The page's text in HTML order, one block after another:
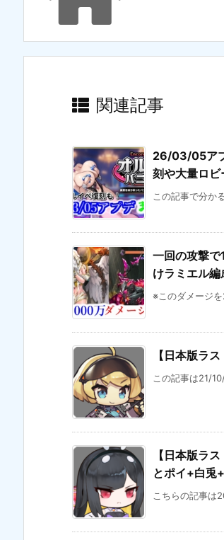
関連記事
26/03/05ア
刻や大量ロビ
この記事で分か
一回の攻撃
けラミエル
※このダメージ
【日本版ラ
この記事は21/
【日本版ラ
とポイ+白兎
こちらの記事は